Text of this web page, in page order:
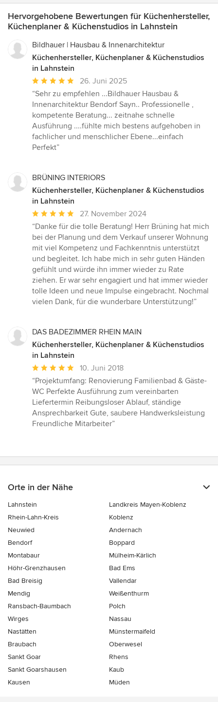
Hervorgehobene Bewertungen für Küchenhersteller,
Küchenplaner & Küchenstudios in Lahnstein
Bildhauer | Hausbau & Innenarchitektur
Küchenhersteller, Küchenplaner & Küchenstudios
in Lahnstein
Durchschnittliche
Bewertung:
5
von
5
Sternen
26. Juni 2025
“Sehr zu empfehlen ...Bildhauer Hausbau &
Innenarchitektur Bendorf Sayn.. Professionelle ,
kompetente Beratung... zeitnahe schnelle
Ausführung ....fühlte mich bestens aufgehoben in
fachlicher und menschlicher Ebene...einfach
Perfekt”
BRÜNING INTERIORS
Küchenhersteller, Küchenplaner & Küchenstudios
in Lahnstein
Durchschnittliche
Bewertung:
5
von
5
Sternen
27. November 2024
“Danke für die tolle Beratung! Herr Brüning hat mich
bei der Planung und dem Verkauf unserer Wohnung
mit viel Kompetenz und Fachkenntnis unterstützt
und begleitet. Ich habe mich in sehr guten Händen
gefühlt und würde ihn immer wieder zu Rate
ziehen. Er war sehr engagiert und hat immer wieder
tolle Ideen und neue Impulse eingebracht. Nochmal
vielen Dank, für die wunderbare Unterstützung!”
DAS BADEZIMMER RHEIN MAIN
Küchenhersteller, Küchenplaner & Küchenstudios
in Lahnstein
Durchschnittliche
Bewertung:
5
von
5
Sternen
10. Juni 2018
“Projektumfang: Renovierung Familienbad & Gäste-
WC Perfekte Ausführung zum vereinbarten
Liefertermin Reibungsloser Ablauf, ständige
Ansprechbarkeit Gute, saubere Handwerksleistung
Freundliche Mitarbeiter”
Orte in der Nähe
Lahnstein
Landkreis Mayen-Koblenz
Rhein-Lahn-Kreis
Koblenz
Neuwied
Andernach
Bendorf
Boppard
Montabaur
Mülheim-Kärlich
Höhr-Grenzhausen
Bad Ems
Bad Breisig
Vallendar
Mendig
Weißenthurm
Ransbach-Baumbach
Polch
Wirges
Nassau
Nastätten
Münstermaifeld
Braubach
Oberwesel
Sankt Goar
Rhens
Sankt Goarshausen
Kaub
Kausen
Müden